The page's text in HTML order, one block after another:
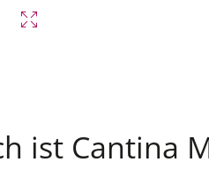
ist Cantina